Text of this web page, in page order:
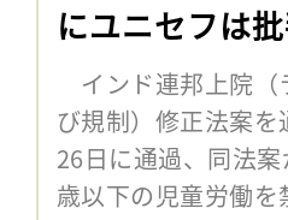
にユニセフは
インド連邦上院（
び規制）修正法案
26日に通過、同法
歳以下の児童労働